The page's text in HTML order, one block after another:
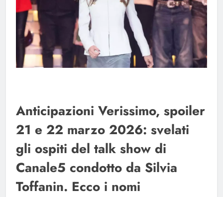
Anticipazioni Verissimo, spoiler
21 e 22 marzo 2026: svelati
gli ospiti del talk show di
Canale5 condotto da Silvia
Toffanin. Ecco i nomi